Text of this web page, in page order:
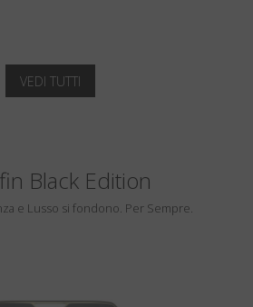
VEDI TUTTI
Black Edition
e Lusso si fondono. Per Sempre.